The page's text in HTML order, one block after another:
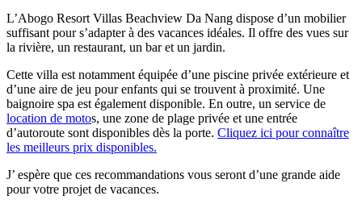
L’Abogo Resort Villas Beachview Da Nang dispose d’un mobilier
suffisant pour s’adapter à des vacances idéales. Il offre des vues sur
la rivière, un restaurant, un bar et un jardin.
Cette villa est notamment équipée d’une piscine privée extérieure et
d’une aire de jeu pour enfants qui se trouvent à proximité. Une
baignoire spa est également disponible. En outre, un service de
location de motos, une zone de plage privée et une entrée
d’autoroute sont disponibles dès la porte. Cliquez ici pour connaître
les meilleurs prix disponibles.
J’ espère que ces recommandations vous seront d’une grande aide
pour votre projet de vacances.